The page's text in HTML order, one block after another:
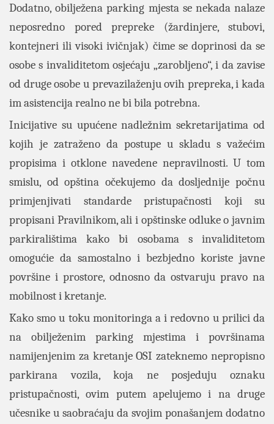
Dodatno,obilježena parking mjesta se nekada nalaze
neposredno pored prepreke (žardinjere, stubovi,
kontejneri ili visoki ivičnjak) čime se doprinosi da se
osobe s invaliditetom osjećaju „zarobljeno“, i da zavise
od druge osobe u prevazilaženju ovih prepreka, i kada
im asistencija realno ne bi bila potrebna.
Inicijative su upućene nadležnim sekretarijatima od
kojih je zatraženo da postupe u skladu s važećim
propisima i otklone navedene nepravilnosti. U tom
smislu, od opština očekujemo da dosljednije počnu
primjenjivati standarde pristupačnosti koji su
propisani Pravilnikom, ali i opštinske odluke o javnim
parkiralištima kako bi osobama s invaliditetom
omogućie da samostalno i bezbjedno koriste javne
površine i prostore, odnosno da ostvaruju pravo na
mobilnost i kretanje.
Kako smo u toku monitoringa a i redovno u prilici da
na obilježenim parking mjestima i površinama
namijenjenim za kretanje OSI zateknemo nepropisno
parkirana vozila, koja ne posjeduju oznaku
pristupačnosti, ovim putem apelujemo i na druge
učesnike u saobraćaju da svojim ponašanjem dodatno